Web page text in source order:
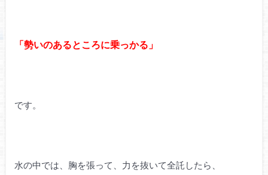
「勢いのあるところに乗っかる」
です。
水の中では、胸を張って、力を抜いて全託したら、